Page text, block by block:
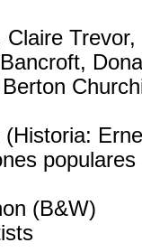
(B&W)